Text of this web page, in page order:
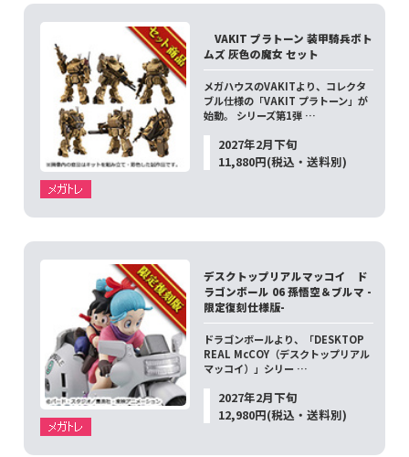
VAKIT プラトーン 装甲騎兵ボト
ムズ 灰色の魔女 セット
メガハウスのVAKITより、コレクタ
ブル仕様の「VAKIT プラトーン」が
始動。 シリーズ第1弾 …
2027年2月下旬
11,880円(税込・送料別)
デスクトップリアルマッコイ ド
ラゴンボール 06 孫悟空＆ブルマ -
限定復刻仕様版-
ドラゴンボールより、「DESKTOP
REAL McCOY（デスクトップリアル
マッコイ）」シリー …
2027年2月下旬
12,980円(税込・送料別)